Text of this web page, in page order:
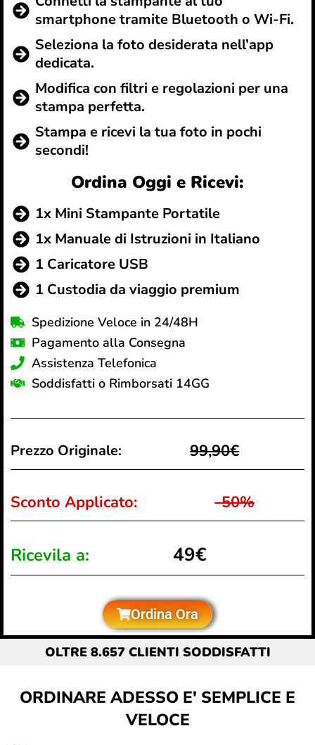
smartphone tramite Bluetooth o Wi-Fi.
Seleziona la foto desiderata nell’app
dedicata.
Modifica con filtri e regolazioni per una
stampa perfetta.
Stampa e ricevi la tua foto in pochi
secondi!
Ordina Oggi e Ricevi:
1x Mini Stampante Portatile
1x Manuale di Istruzioni in Italiano
1 Caricatore USB
1 Custodia da viaggio premium
Spedizione Veloce in 24/48H
Pagamento alla Consegna
Assistenza Telefonica
Soddisfatti o Rimborsati 14GG
Prezzo Originale: 99,90€
Sconto Applicato: -50%
Ricevila a: 49€
Ordina Ora
OLTRE 8.657 CLIENTI SODDISFATTI
ORDINARE ADESSO E' SEMPLICE E
VELOCE